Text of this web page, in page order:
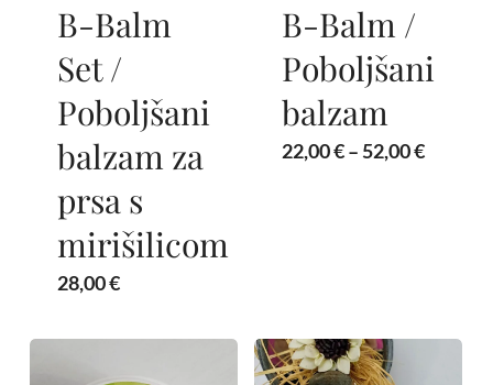
B-Balm
Set /
Poboljšani
balzam za
prsa s
mirišilicom
28,00€
B-Balm /
Poboljšani
balzam
22,00€– 52,00€Raspon